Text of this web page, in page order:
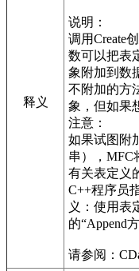
释义
说明：
调用Create
数可以把表
象附加到数
不附加的方
象，但如果
注意：
如果试图附
串），MFC
有关表定义
C++程序员
义：使用表
的“Append方
请参阅：